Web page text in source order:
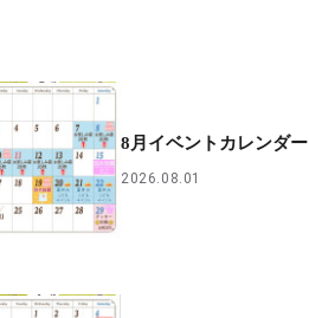
8月イベントカレンダー
2026.08.01